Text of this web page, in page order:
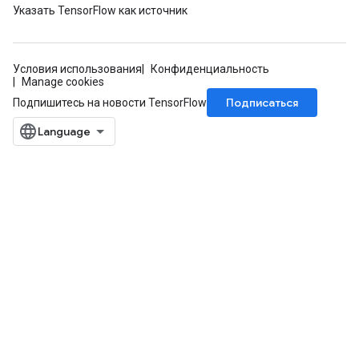
Указать TensorFlow как источник
Условия использования
Конфиденциальность
Manage cookies
Подпишитесь на новости TensorFlow
Подписаться